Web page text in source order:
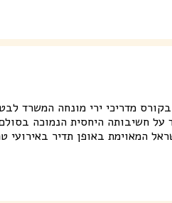
בכיר מס' 10 מרכז, מאמן ומכשיר בקורס מדריכי ירי
על חשיבותה היחסית הנמוכה